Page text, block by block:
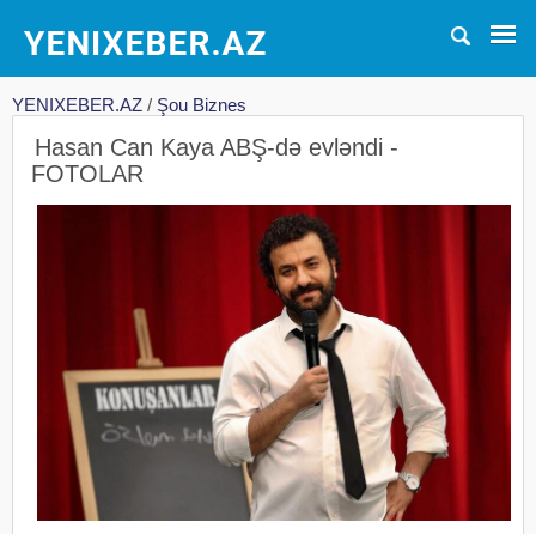
YENIXEBER.AZ / Şou Biznes
Hasan Can Kaya ABŞ-də evləndi -
FOTOLAR